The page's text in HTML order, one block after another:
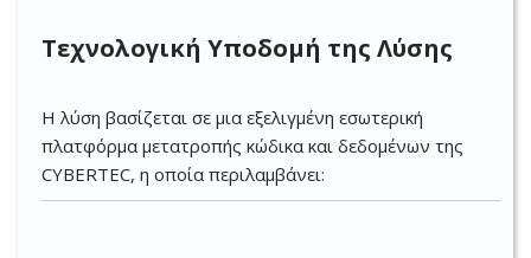
Τεχνολογική Υποδομή της Λύσης
Η λύση βασίζεται σε μια εξελιγμένη εσωτερική
πλατφόρμα μετατροπής κώδικα και δεδομένων της
CYBERTEC, η οποία περιλαμβάνει: